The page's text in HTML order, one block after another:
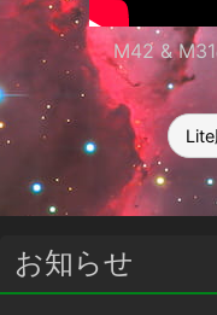
M42 &
お知らせ